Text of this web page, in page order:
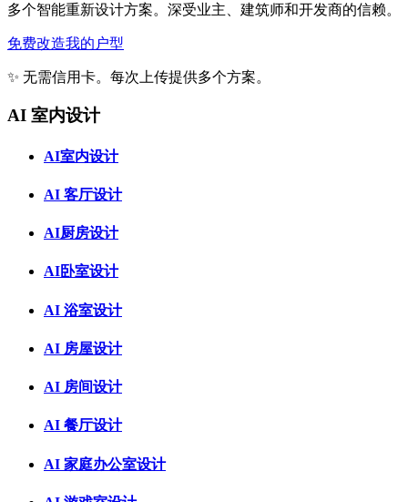
多个智能重新设计方案。深受业主、建筑师和开发商的信赖。
免费改造我的户型
✨ 无需信用卡。每次上传提供多个方案。
AI 室内设计
AI室内设计
AI 客厅设计
AI厨房设计
AI卧室设计
AI 浴室设计
AI 房屋设计
AI 房间设计
AI 餐厅设计
AI 家庭办公室设计